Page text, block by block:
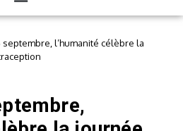
septembre, l’humanité célèbre la